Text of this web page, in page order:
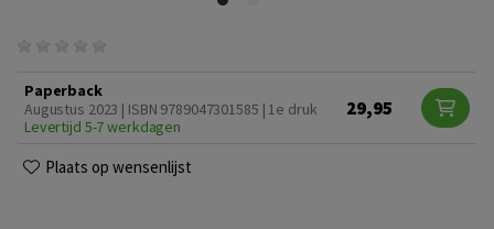
Paperback
Augustus 2023 | ISBN 9789047301585 | 1e druk
Levertijd 5-7 werkdagen
29,95
Plaats op wensenlijst